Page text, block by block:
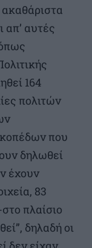
απ’ αυτές
164
πολιτών
που
δηλωθεί
έχουν
83
πλαίσιο
δηλαδή οι